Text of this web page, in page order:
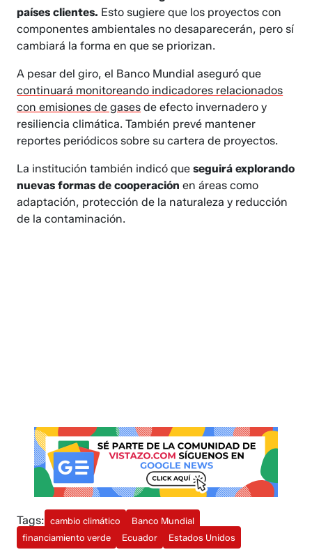
países clientes. Esto sugiere que los proyectos con
componentes ambientales no desaparecerán, pero sí
cambiará la forma en que se priorizan.
A pesar del giro, el Banco Mundial aseguró que
continuará monitoreando indicadores relacionados
con emisiones de gases de efecto invernadero y
resiliencia climática. También prevé mantener
reportes periódicos sobre su cartera de proyectos.
La institución también indicó que seguirá explorando
nuevas formas de cooperaciónen áreas como
adaptación, protección de la naturaleza y reducción
de la contaminación.
Tags: cambio climático
Banco Mundial
financiamiento verde
Ecuador Estados Unidos